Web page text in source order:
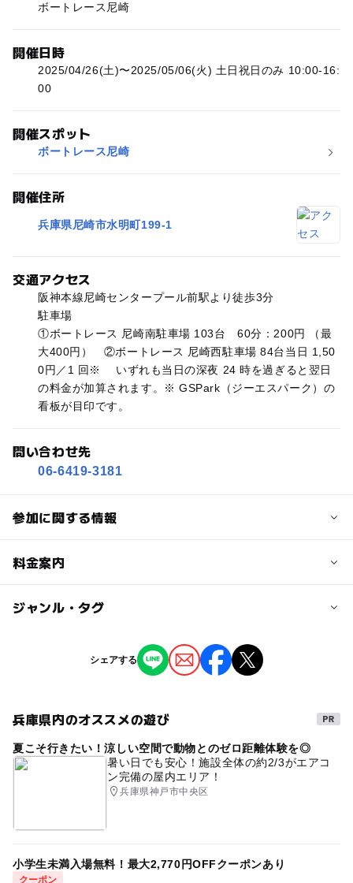
ボートレース尼崎
開催日時
2025/04/26(土)〜2025/05/06(火) 土日祝日のみ 10:00-16:
00
開催スポット
ボートレース尼崎
開催住所
兵庫県尼崎市水明町199-1
交通アクセス
阪神本線尼崎センタープール前駅より徒歩3分
駐車場
①ボートレース 尼崎南駐車場 103台 60分：200円 （最
大400円） ②ボートレース 尼崎西駐車場 84台当日 1,50
0円／1 回※ いずれも当日の深夜 24 時を過ぎると翌日
の料金が加算されます。※ GSPark（ジーエスパーク）の
看板が目印です。
問い合わせ先
06-6419-3181
参加に関する情報
対象年齢
@gmil.com
※本場開門予定時間は9：50です。※イベント内容は予告
なく変更となる場合があります。また、開催時間が前後す
る場合があります。※各種イベント参加には、状況に応じ
て開門より整理券を配布させていただく場合がございま
料金案内
子供の料金
子供の料金詳細
大人の料金
入場料のみ必要です。
ジャンル・タグ
芸術鑑賞・自然観賞
タグ
アスレチック遊具 キャラクターショー
こどもワークショップ
GW(ゴールデンウィーク)
シェアする
兵庫県内のオススメの遊び
夏こそ行きたい！涼しい空間で動物とのゼロ距離体験を◎
暑い日でも安心！施設全体の約2/3がエアコ
ン完備の屋内エリア！
兵庫県神戸市中央区
小学生未満入場無料！最大2,770円OFFクーポンあり
クーポン